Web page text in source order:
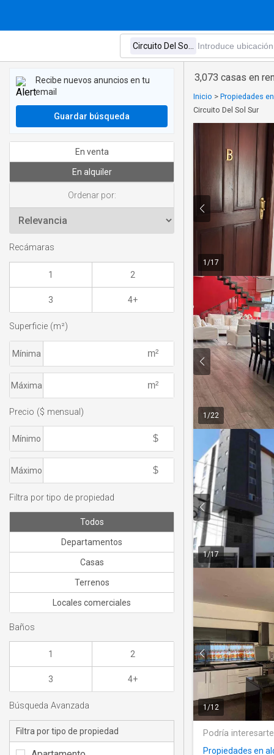
3,073 casas en
Inicio > Propiedades
Circuito Del Sol Sur
1 /17
1 /22
1/17
1 /12
Podría
Propiedades en
Recibe nuevos anuncios en tu
email
Guardar búsqueda
En venta
En alquiler
Ordenar por:
Recámaras
1 2
3 4+
Superficie (m²)
Mínima
Máxima
Precio ($ mensual)
Mínimo
Máximo
Filtra por tipo de propiedad
Todos
Departamentos
Casas
Terrenos
Locales comerciales
Baños
1 2
3 4+
Búsqueda Avanzada
Filtra por tipo de propiedad